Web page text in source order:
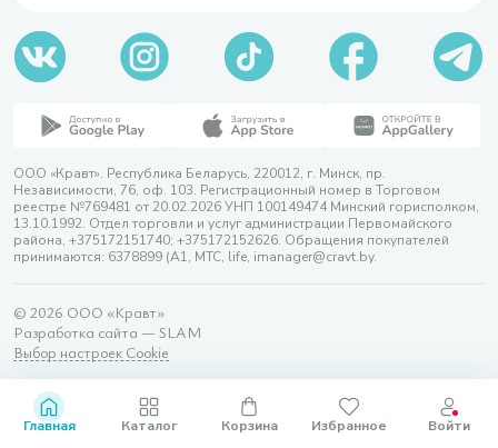
ООО «Кравт». Республика Беларусь, 220012, г. Минск, пр.
Независимости, 76, оф. 103. Регистрационный номер в Торговом
реестре №769481 от 20.02.2026 УНП 100149474 Минский горисполком,
13.10.1992. Отдел торговли и услуг администрации Первомайского
района, +375172151740; +375172152626. Обращения покупателей
принимаются: 6378899 (А1, МТС, life, imanager@cravt.by.
© 2026 ООО «Кравт»
Разработка сайта — SLAM
Выбор настроек Cookie
Главная Каталог Корзина Избранное Войти